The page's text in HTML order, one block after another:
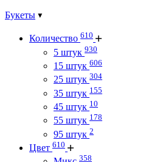
Букеты
Количество 610
5 штук 930
15 штук 606
25 штук 304
35 штук 155
45 штук 10
55 штук 178
95 штук 2
Цвет 610
358